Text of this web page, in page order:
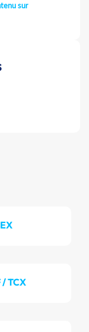
sur
/ TCX